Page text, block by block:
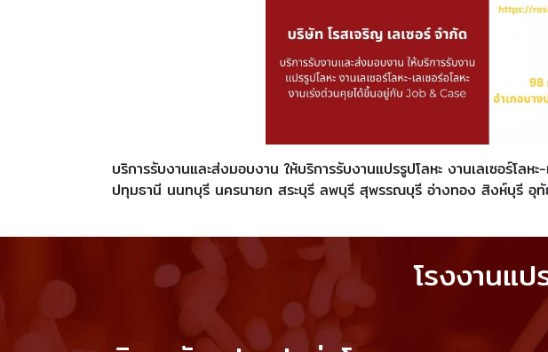
บริการรับงานและส่งมอบงาน ให้บริการรับงานแปรรูปโลหะ งานเลเซอร์โล
ปทุมธานี นนทบุรี นครนายก สระบุรี ลพบุรี สุพรรณบุรี อ่างทอง สิงห์บุรี อุทั
โรงงานแ